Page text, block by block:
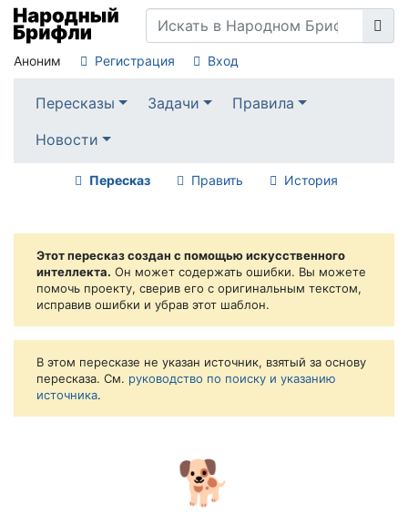
Аноним Регистрация Вход
Пересказы Задачи
Правила
Новости
Пересказ Править История
Этот пересказ создан с помощью искусственного
интеллекта. Он может содержать ошибки. Вы можете
помочь проекту, сверив его с оригинальным текстом,
исправив ошибки и убрав этот шаблон.
В этом пересказе не указан источник, взятый за основу
пересказа. См. руководство по поиску и указанию
источника.
🐕